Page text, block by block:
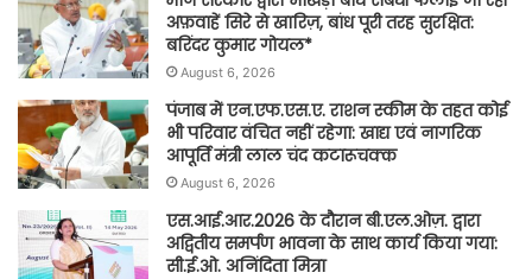
अफ़वाहें सिरे से खारिज़, बांध पूरी तरह सुरक्षित:
बरिंदर कुमार गोयल*
August 6, 2026
पंजाब में एन.एफ.एस.ए. राशन स्कीम के तहत कोई
भी परिवार वंचित नहीं रहेगा: खाद्य एवं नागरिक
आपूर्ति मंत्री लाल चंद कटारूचक्क
August 6, 2026
एस.आई.आर.2026 के दौरान बी.एल.ओज़. द्वारा
अद्वितीय समर्पण भावना के साथ कार्य किया गया:
सी.ई.ओ. अनिंदिता मित्रा